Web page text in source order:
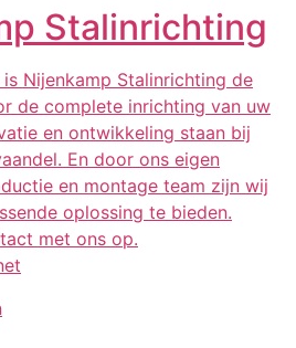
Stalinrichting
Nijenkamp Stalinrichting de
de complete inrichting van uw
en ontwikkeling staan bij
En door ons eigen
en montage team zijn wij
oplossing te bieden.
met ons op.